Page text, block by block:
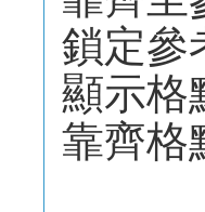
鎖定參
顯示格
靠齊格